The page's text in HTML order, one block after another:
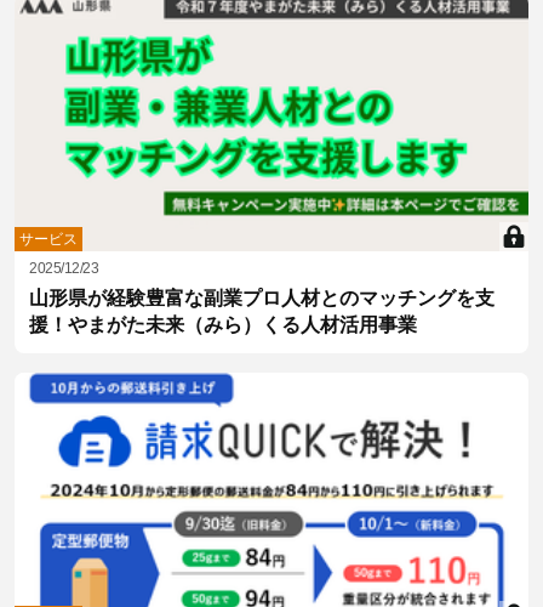
サービス
2025/12/23
山形県が経験豊富な副業プロ人材とのマッチングを支
援！やまがた未来（みら）くる人材活用事業